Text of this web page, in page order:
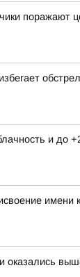
поражают
и до
имени
оказались